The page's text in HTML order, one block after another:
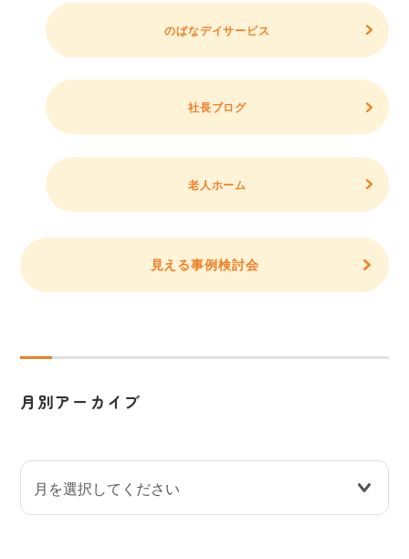
のばなデイサービス
社長ブログ
老人ホーム
見える事例検討会
月別アーカイブ